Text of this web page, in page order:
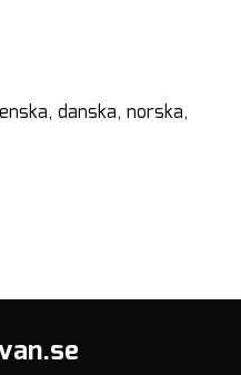
danska, norska,